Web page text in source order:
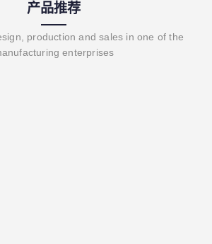
产品推荐
production and sales in one of the
enterprises